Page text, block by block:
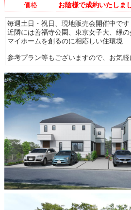
価格 お陰様で成約いたしま
毎週土日・祝日、現地販売会開催中です
近隣には善福寺公園、東京女子大、緑
マイホームを創るのに相応しい住環境
参考プラン等もございますので、お気